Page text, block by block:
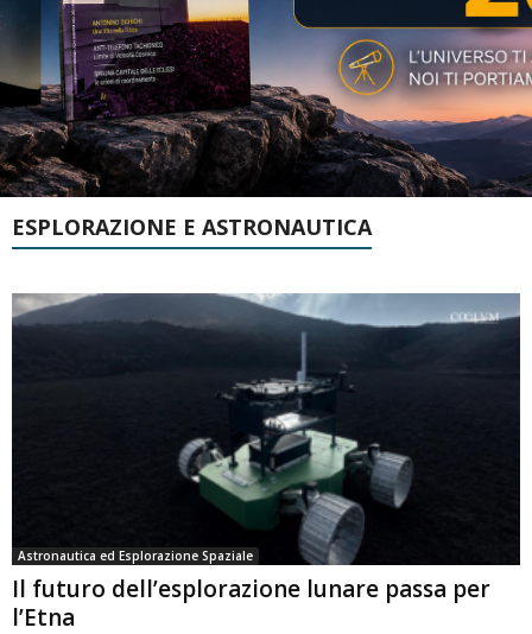
ESPLORAZIONE E ASTRONAUTICA
Astronautica ed Esplorazione Spaziale
Il futuro dell’esplorazione lunare passa per
l’Etna